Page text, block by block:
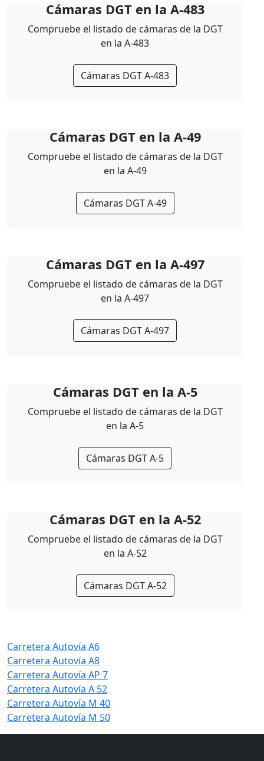
Cámaras DGT en la A-483
Compruebe el listado de cámaras de la DGT
en la A-483
Cámaras DGT A-483
Cámaras DGT en la A-49
Compruebe el listado de cámaras de la DGT
en la A-49
Cámaras DGT A-49
Cámaras DGT en la A-497
Compruebe el listado de cámaras de la DGT
en la A-497
Cámaras DGT A-497
Cámaras DGT en la A-5
Compruebe el listado de cámaras de la DGT
en la A-5
Cámaras DGT A-5
Cámaras DGT en la A-52
Compruebe el listado de cámaras de la DGT
en la A-52
Cámaras DGT A-52
Carretera Autovía A6
Carretera Autovía A8
Carretera Autovía AP 7
Carretera Autovía A 52
Carretera Autovía M 40
Carretera Autovía M 50